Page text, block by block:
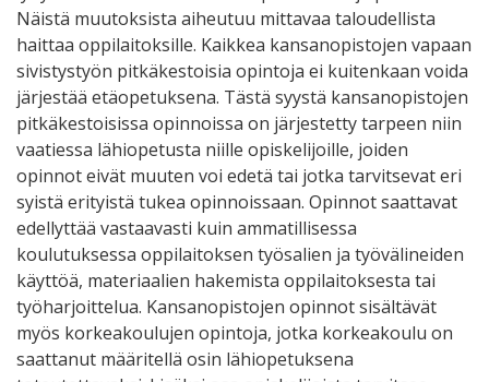
Näistä muutoksista aiheutuu mittavaa taloudellista
haittaa oppilaitoksille. Kaikkea kansanopistojen vapaan
sivistystyön pitkäkestoisia opintoja ei kuitenkaan voida
järjestää etäopetuksena. Tästä syystä kansanopistojen
pitkäkestoisissa opinnoissa on järjestetty tarpeen niin
vaatiessa lähiopetusta niille opiskelijoille, joiden
opinnot eivät muuten voi edetä tai jotka tarvitsevat eri
syistä erityistä tukea opinnoissaan. Opinnot saattavat
edellyttää vastaavasti kuin ammatillisessa
koulutuksessa oppilaitoksen työsalien ja työvälineiden
käyttöä, materiaalien hakemista oppilaitoksesta tai
työharjoittelua. Kansanopistojen opinnot sisältävät
myös korkeakoulujen opintoja, jotka korkeakoulu on
saattanut määritellä osin lähiopetuksena